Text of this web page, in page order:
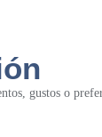
gustos o